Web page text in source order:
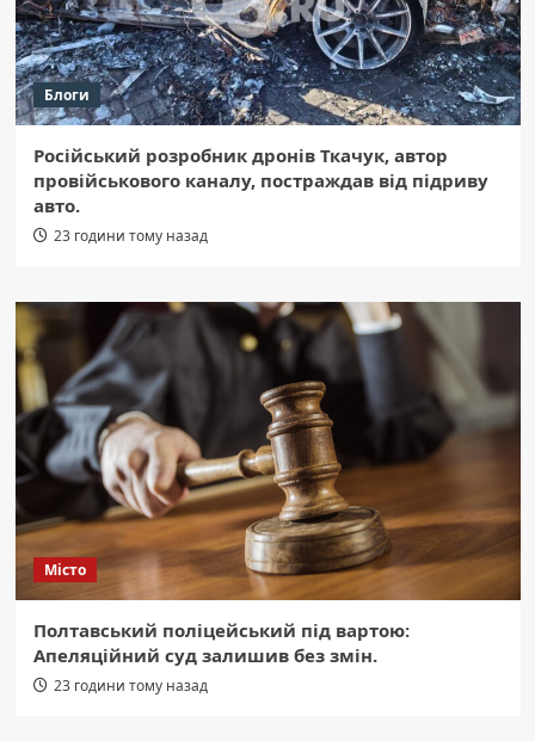
Блоги
Російський розробник дронів Ткачук, автор
провійськового каналу, постраждав від підриву
авто.
23 години тому назад
Місто
Полтавський поліцейський під вартою:
Апеляційний суд залишив без змін.
23 години тому назад